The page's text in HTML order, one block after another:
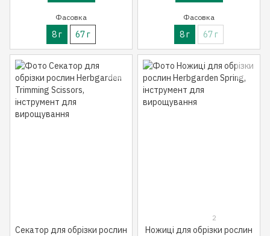
Фасовка
8 г 67 г
Фасовка
8 г 67 г
Секатор для обрізки рослин
2
Ножиці для обрізки рослин